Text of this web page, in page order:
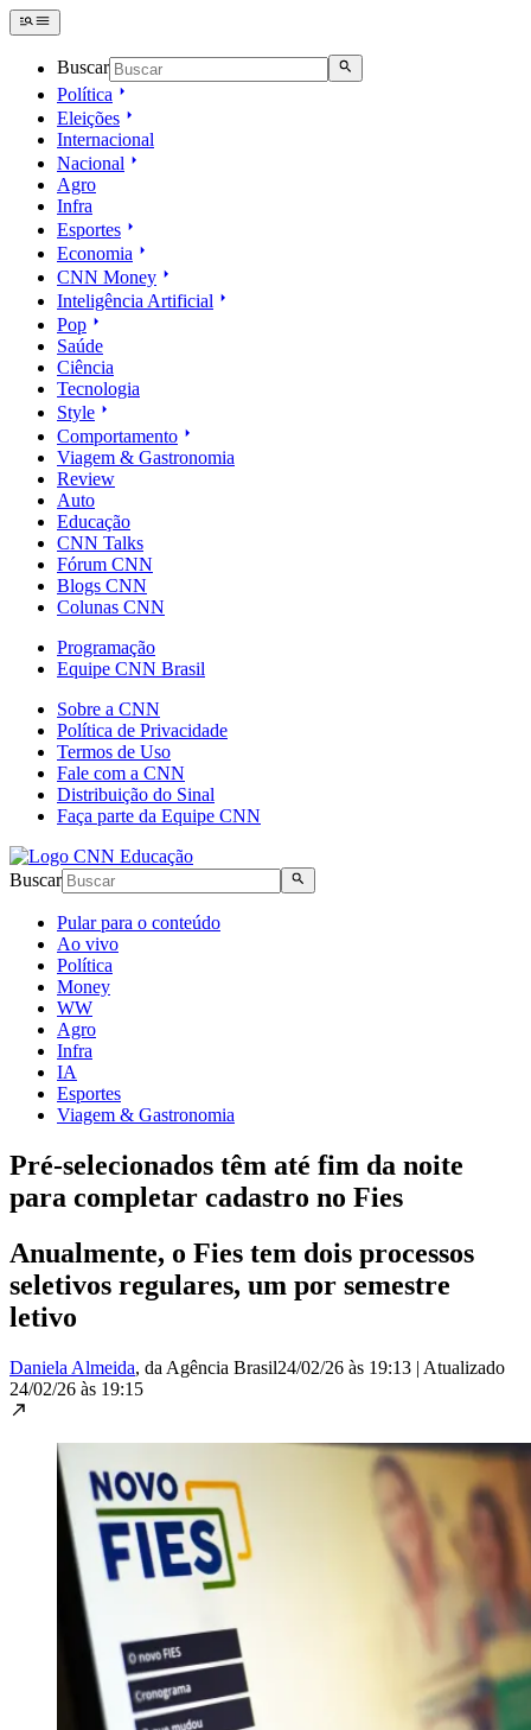
Buscar
Política
Eleições
Internacional
Nacional
Agro
Infra
Esportes
Economia
CNN Money
Inteligência Artificial
Pop
Saúde
Ciência
Tecnologia
Style
Comportamento
Viagem & Gastronomia
Review
Auto
Educação
CNN Talks
Fórum CNN
Blogs CNN
Colunas CNN
Programação
Equipe CNN Brasil
Sobre a CNN
Política de Privacidade
Termos de Uso
Fale com a CNN
Distribuição do Sinal
Faça parte da Equipe CNN
Buscar
Pular para o conteúdo
Ao vivo
Política
Money
WW
Agro
Infra
IA
Esportes
Viagem & Gastronomia
Pré-selecionados têm até fim da noite
para completar cadastro no Fies
Anualmente, o Fies tem dois processos
seletivos regulares, um por semestre
letivo
Daniela Almeida, da Agência Brasil24/02/26 às 19:13 | Atualizado
24/02/26 às 19:15